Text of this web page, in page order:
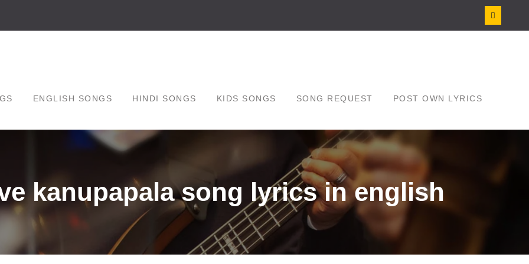
ENGLISH SONGS HINDI SONGS KIDS SONGS SONG REQUEST POST OWN LYRICS
kanupapala song lyrics in english